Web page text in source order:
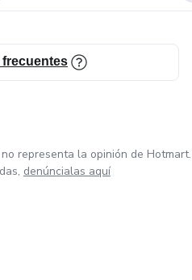
frecuentes
representa la opinión de Hotmart.
denúncialas aquí